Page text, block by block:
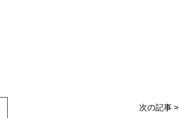
次の記事 >